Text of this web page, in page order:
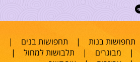
תחפושות בנות | תחפושות בנים |
| מבוגרים | תלבושות למחול |